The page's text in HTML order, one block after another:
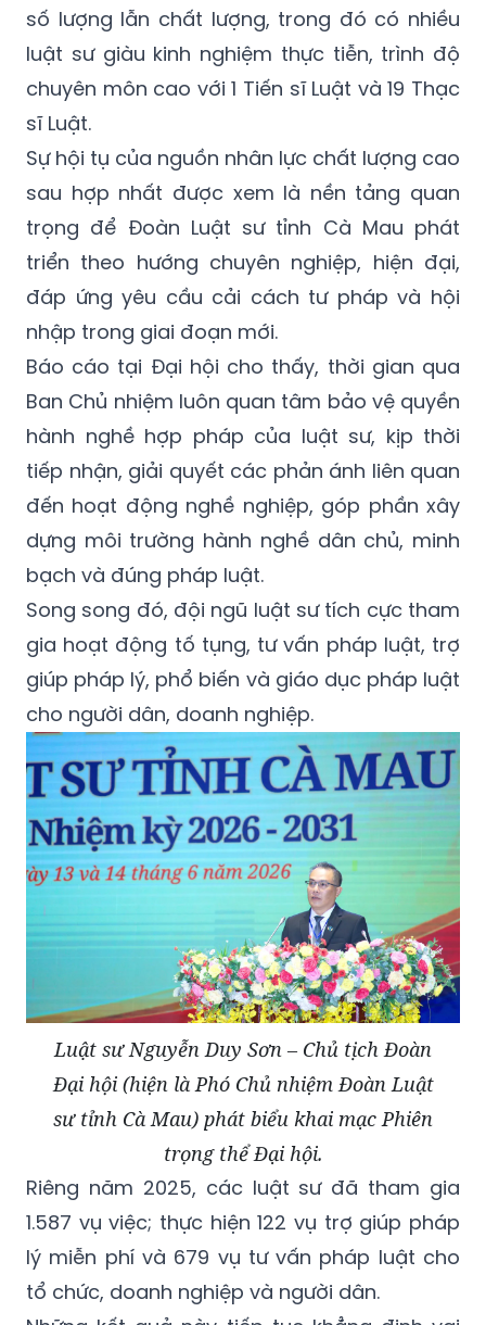
số lượng lẫn chất lượng, trong đó có nhiều
luật sư giàu kinh nghiệm thực tiễn, trình độ
chuyên môn cao với 1 Tiến sĩ Luật và 19 Thạc
sĩ Luật.
Sự hội tụ của nguồn nhân lực chất lượng cao
sau hợp nhất được xem là nền tảng quan
trọng để Đoàn Luật sư tỉnh Cà Mau phát
triển theo hướng chuyên nghiệp, hiện đại,
đáp ứng yêu cầu cải cách tư pháp và hội
nhập trong giai đoạn mới.
Báo cáo tại Đại hội cho thấy, thời gian qua
Ban Chủ nhiệm luôn quan tâm bảo vệ quyền
hành nghề hợp pháp của luật sư, kịp thời
tiếp nhận, giải quyết các phản ánh liên quan
đến hoạt động nghề nghiệp, góp phần xây
dựng môi trường hành nghề dân chủ, minh
bạch và đúng pháp luật.
Song song đó, đội ngũ luật sư tích cực tham
gia hoạt động tố tụng, tư vấn pháp luật, trợ
giúp pháp lý, phổ biến và giáo dục pháp luật
cho người dân, doanh nghiệp.
Luật sư Nguyễn Duy Sơn – Chủ tịch Đoàn
Đại hội (hiện là Phó Chủ nhiệm Đoàn Luật
sư tỉnh Cà Mau) phát biểu khai mạc Phiên
trọng thể Đại hội.
Riêng năm 2025, các luật sư đã tham gia
1.587 vụ việc; thực hiện 122 vụ trợ giúp pháp
lý miễn phí và 679 vụ tư vấn pháp luật cho
tổ chức, doanh nghiệp và người dân.